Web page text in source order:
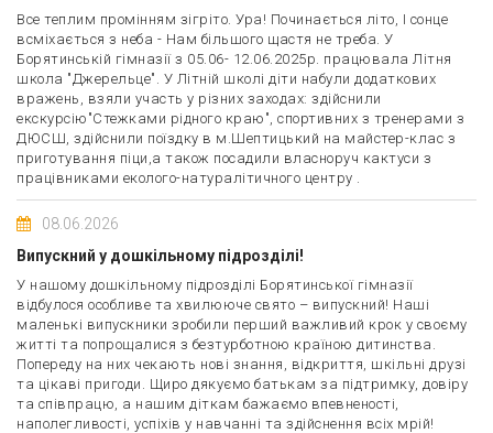
Все теплим промінням зігріто. Ура! Починається літо, І сонце
всміхається з неба - Нам більшого щастя не треба. У
Борятинській гімназії з 05.06- 12.06.2025р. працювала Літня
школа "Джерельце". У Літній школі діти набули додаткових
вражень, взяли участь у різних заходах: здійснили
екскурсію"Стежками рідного краю", спортивних з тренерами з
ДЮСШ, здійснили поїздку в м.Шептицький на майстер-клас з
приготування піци,а також посадили власноруч кактуси з
працівниками еколого-натуралітичного центру .
08.06.2026
Випускний у дошкільному підрозділі!
У нашому дошкільному підрозділі Борятинської гімназії
відбулося особливе та хвилююче свято – випускний! Наші
маленькі випускники зробили перший важливий крок у своєму
житті та попрощалися з безтурботною країною дитинства.
Попереду на них чекають нові знання, відкриття, шкільні друзі
та цікаві пригоди. Щиро дякуємо батькам за підтримку, довіру
та співпрацю, а нашим діткам бажаємо впевненості,
наполегливості, успіхів у навчанні та здійснення всіх мрій!